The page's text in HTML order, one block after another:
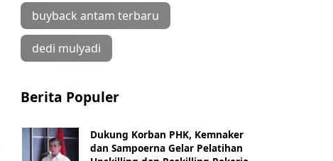
buyback antam terbaru
dedi mulyadi
Berita Populer
Dukung Korban PHK, Kemnaker
dan Sampoerna Gelar Pelatihan